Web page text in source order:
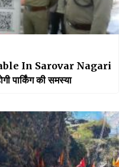
In Sarovar Nagari
पार्किंग की समस्या